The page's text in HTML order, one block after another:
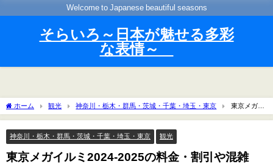
Welcome to Japanese beautiful seasons
そらいろ～日本が魅せる多彩
な表情～
ホーム 観光 神奈川・栃木・群馬・茨城・千葉・埼玉・東京
東京メガイ
ルミ2024-2025の料金・割引や混雑は？ウマ娘や駐車場やアクセスは？
神奈川・栃木・群馬・茨城・千葉・埼玉・東京 観光
東京メガイルミ2024-2025の料金・割引や混雑